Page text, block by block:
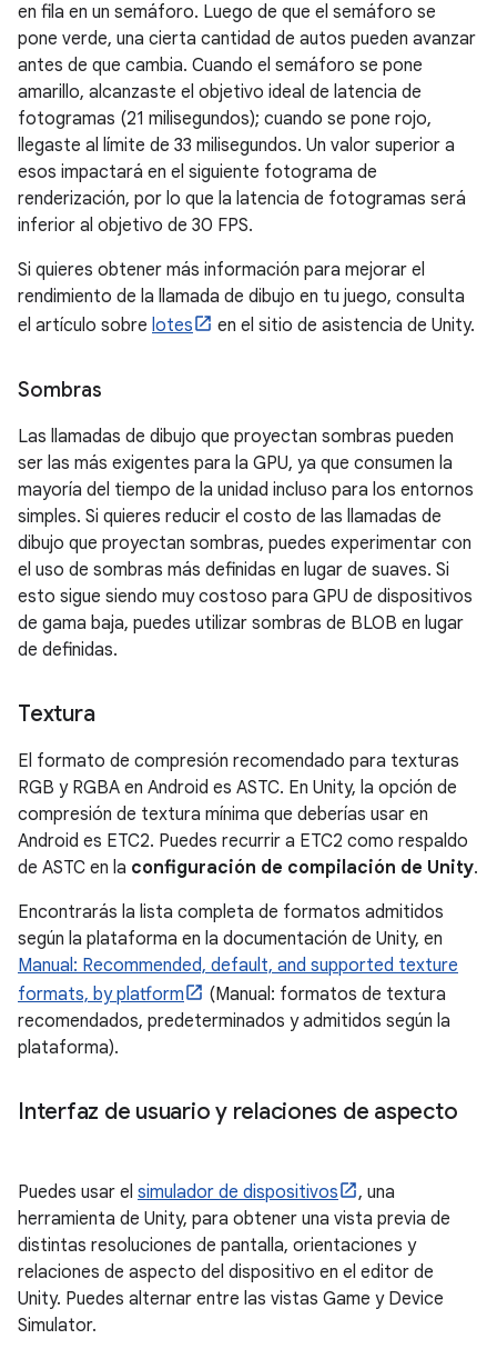
en fila en un semáforo. Luego de que el semáforo se
pone verde, una cierta cantidad de autos pueden avanzar
antes de que cambia. Cuando el semáforo se pone
amarillo, alcanzaste el objetivo ideal de latencia de
fotogramas (21 milisegundos); cuando se pone rojo,
llegaste al límite de 33 milisegundos. Un valor superior a
esos impactará en el siguiente fotograma de
renderización, por lo que la latencia de fotogramas será
inferior al objetivo de 30 FPS.
Si quieres obtener más información para mejorar el
rendimiento de la llamada de dibujo en tu juego, consulta
el artículo sobre lotes en el sitio de asistencia de Unity.
Sombras
Las llamadas de dibujo que proyectan sombras pueden
ser las más exigentes para la GPU, ya que consumen la
mayoría del tiempo de la unidad incluso para los entornos
simples. Si quieres reducir el costo de las llamadas de
dibujo que proyectan sombras, puedes experimentar con
el uso de sombras más definidas en lugar de suaves. Si
esto sigue siendo muy costoso para GPU de dispositivos
de gama baja, puedes utilizar sombras de BLOB en lugar
de definidas.
Textura
El formato de compresión recomendado para texturas
RGB y RGBA en Android es ASTC. En Unity, la opción de
compresión de textura mínima que deberías usar en
Android es ETC2. Puedes recurrir a ETC2 como respaldo
de ASTC en la configuración de compilación de Unity.
Encontrarás la lista completa de formatos admitidos
según la plataforma en la documentación de Unity, en
Manual: Recommended, default, and supported texture
formats, by platform
(Manual: formatos de textura
recomendados, predeterminados y admitidos según la
plataforma).
Interfaz de usuario y relaciones de aspecto
Puedes usar el simulador de dispositivos
, una
herramienta de Unity, para obtener una vista previa de
distintas resoluciones de pantalla, orientaciones y
relaciones de aspecto del dispositivo en el editor de
Unity. Puedes alternar entre las vistas Game y Device
Simulator.